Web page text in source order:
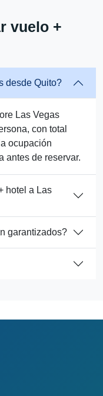
vuelo +
desde Quito?
Las Vegas
con total
ocupación
antes de reservar.
hotel a Las
garantizados?